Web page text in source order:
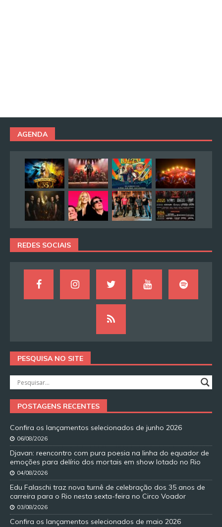
AGENDA
REDES SOCIAIS
PESQUISA NO SITE
POSTAGENS RECENTES
Confira os lançamentos selecionados de junho 2026
06/08/2026
Djavan: reencontro com pura poesia na linha do equador de
emoções para delírio dos mortais em show lotado no Rio
04/08/2026
Edu Falaschi traz nova turnê de celebração dos 35 anos de
carreira para o Rio nesta sexta-feira no Circo Voador
03/08/2026
Confira os lançamentos selecionados de maio 2026